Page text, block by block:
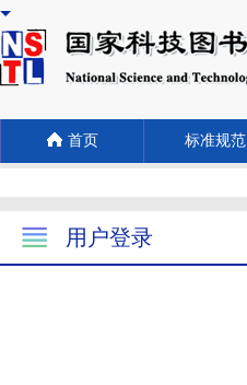
首页 标准规范
用户登录